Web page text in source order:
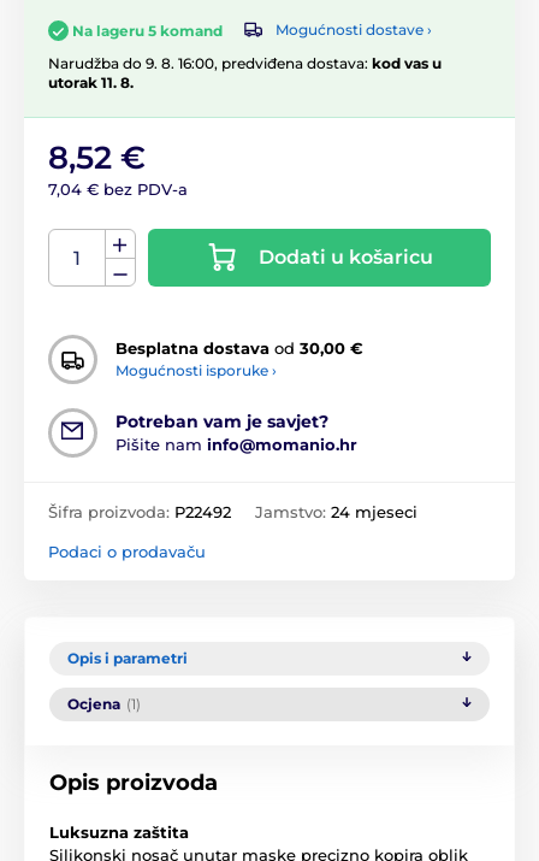
Na lageru 5 komand
Mogućnosti dostave ›
Narudžba do 9. 8. 16:00, predviđena dostava: kod vas u
utorak 11. 8.
8,52 €
7,04 € bez PDV-a
Dodati u košaricu
Besplatna dostava od 30,00 €
Mogućnosti isporuke ›
Potreban vam je savjet?
Pišite nam info@momanio.hr
Šifra proizvoda: P22492 Jamstvo: 24 mjeseci
Podaci o prodavaču
Opis i parametri
Ocjena (1)
Opis proizvoda
Luksuzna zaštita
Silikonski nosač unutar maske precizno kopira oblik